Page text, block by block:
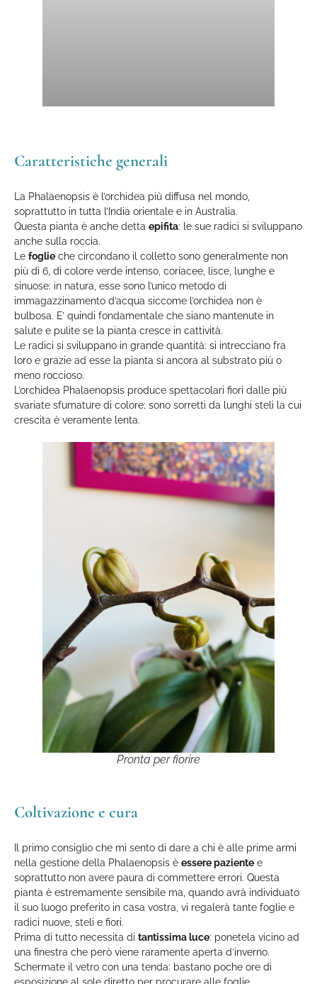
Caratteristiche generali
La Phalaenopsis è l’orchidea più diffusa nel mondo,
soprattutto in tutta l’India orientale e in Australia.
Questa pianta è anche detta epifita: le sue radici si sviluppano
anche sulla roccia.
Le foglie che circondano il colletto sono generalmente non
più di 6, di colore verde intenso, coriacee, lisce, lunghe e
sinuose: in natura, esse sono l’unico metodo di
immagazzinamento d’acqua siccome l’orchidea non è
bulbosa. E’ quindi fondamentale che siano mantenute in
salute e pulite se la pianta cresce in cattività.
Le radici si sviluppano in grande quantità: si intrecciano fra
loro e grazie ad esse la pianta si ancora al substrato più o
meno roccioso.
L’orchidea Phalaenopsis produce spettacolari fiori dalle più
svariate sfumature di colore; sono sorretti da lunghi steli la cui
crescita è veramente lenta.
Pronta per fiorire
Coltivazione e cura
Il primo consiglio che mi sento di dare a chi è alle prime armi
nella gestione della Phalaenopsis è essere paziente e
soprattutto non avere paura di commettere errori. Questa
pianta è estremamente sensibile ma, quando avrà individuato
il suo luogo preferito in casa vostra, vi regalerà tante foglie e
radici nuove, steli e fiori.
Prima di tutto necessita di tantissima luce: ponetela vicino ad
una finestra che però viene raramente aperta d’inverno.
Schermate il vetro con una tenda: bastano poche ore di